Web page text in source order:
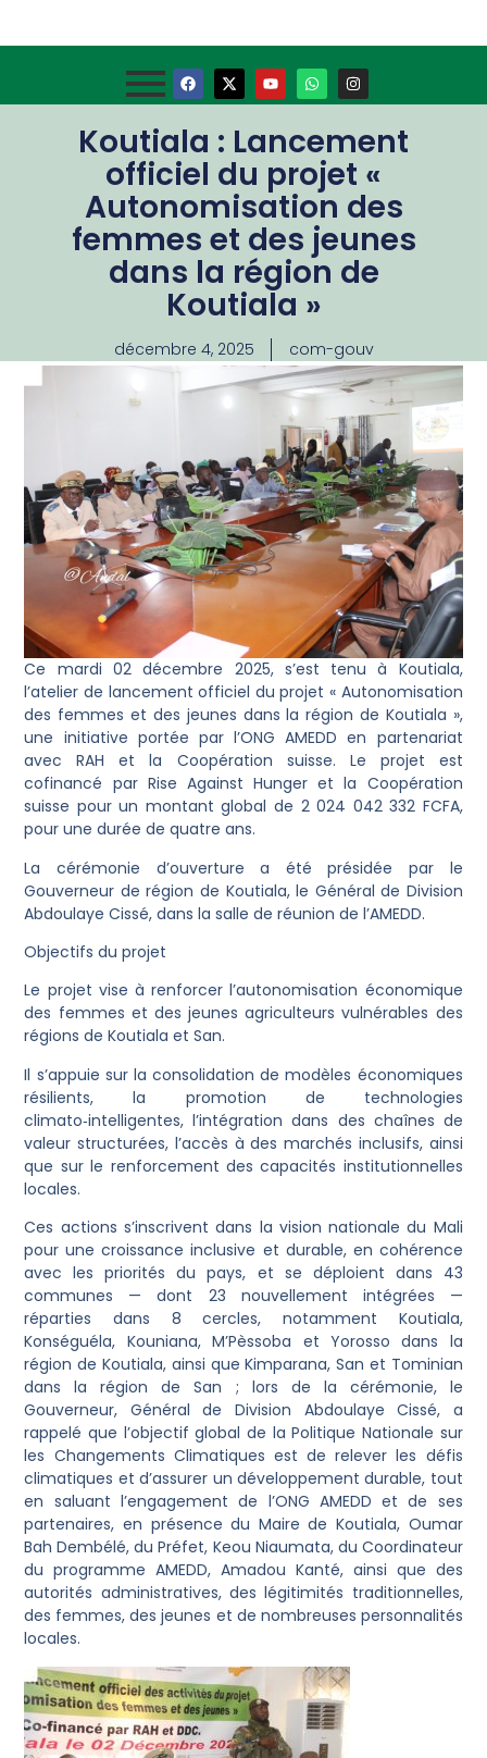
Koutiala : Lancement
officiel du projet «
Autonomisation des
femmes et des jeunes
dans la région de
Koutiala »
décembre 4, 2025 com-gouv
Ce mardi 02 décembre 2025, s’est tenu à Koutiala,
l’atelier de lancement officiel du projet « Autonomisation
des femmes et des jeunes dans la région de Koutiala »,
une initiative portée par l’ONG AMEDD en partenariat
avec RAH et la Coopération suisse. Le projet est
cofinancé par Rise Against Hunger et la Coopération
suisse pour un montant global de 2 024 042 332 FCFA,
pour une durée de quatre ans.
La cérémonie d’ouverture a été présidée par le
Gouverneur de région de Koutiala, le Général de Division
Abdoulaye Cissé, dans la salle de réunion de l’AMEDD.
Objectifs du projet
Le projet vise à renforcer l’autonomisation économique
des femmes et des jeunes agriculteurs vulnérables des
régions de Koutiala et San.
Il s’appuie sur la consolidation de modèles économiques
résilients, la promotion de technologies
climato‑intelligentes, l’intégration dans des chaînes de
valeur structurées, l’accès à des marchés inclusifs, ainsi
que sur le renforcement des capacités institutionnelles
locales.
Ces actions s’inscrivent dans la vision nationale du Mali
pour une croissance inclusive et durable, en cohérence
avec les priorités du pays, et se déploient dans 43
communes — dont 23 nouvellement intégrées —
réparties dans 8 cercles, notamment Koutiala,
Konséguéla, Kouniana, M’Pèssoba et Yorosso dans la
région de Koutiala, ainsi que Kimparana, San et Tominian
dans la région de San ; lors de la cérémonie, le
Gouverneur, Général de Division Abdoulaye Cissé, a
rappelé que l’objectif global de la Politique Nationale sur
les Changements Climatiques est de relever les défis
climatiques et d’assurer un développement durable, tout
en saluant l’engagement de l’ONG AMEDD et de ses
partenaires, en présence du Maire de Koutiala, Oumar
Bah Dembélé, du Préfet, Keou Niaumata, du Coordinateur
du programme AMEDD, Amadou Kanté, ainsi que des
autorités administratives, des légitimités traditionnelles,
des femmes, des jeunes et de nombreuses personnalités
locales.